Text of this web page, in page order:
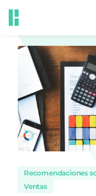
Recomendaciones
Ventas